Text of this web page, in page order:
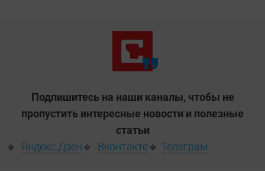
Подпишитесь на наши каналы, чтобы не
пропустить интересные новости и полезные
статьи
🔹 Яндекс.Дзен 🔹 Вконтакте🔹 Телеграм